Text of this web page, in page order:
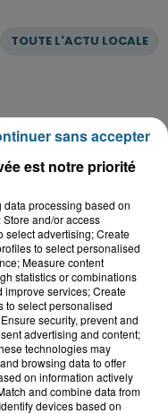
TOUTE L'ACTU LOCALE
est notre priorité
processing based on
and/or access
select advertising; Create
to select personalised
Measure content
statistics or combinations
improve services; Create
to select personalised
security, prevent and
advertising and content;
technologies may
browsing data to offer
on information actively
and combine data from
devices based on
sans accepter